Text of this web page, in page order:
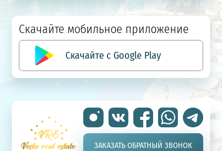
ЗАКАЗАТЬ ОБРАТНЫЙ ЗВОНОК
Скачайте мобильное приложение
Скачайте с Google Play